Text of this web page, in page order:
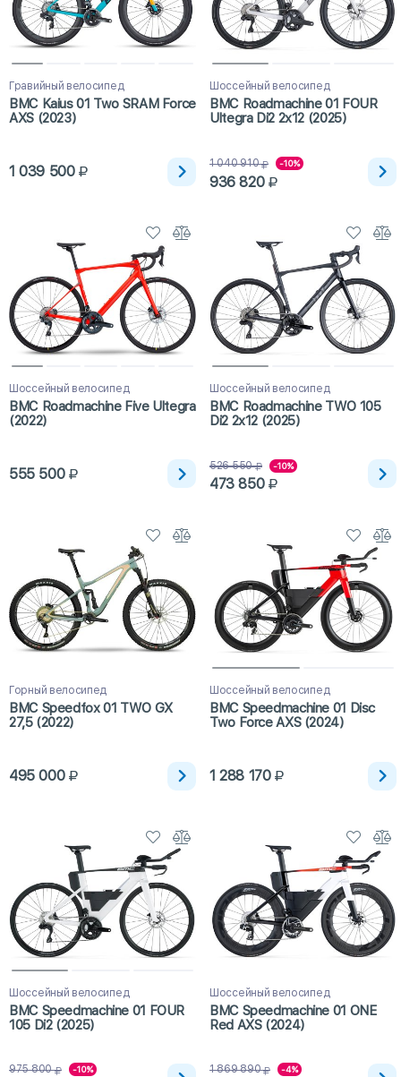
Гравийный велосипед
BMC Kaius 01 Two SRAM Force
AXS (2023)
1 039 500
Шоссейный велосипед
BMC Roadmachine 01 FOUR
Ultegra Di2 2x12 (2025)
1 040 910 -10%
936 820
Шоссейный велосипед
BMC Roadmachine Five Ultegra
(2022)
555 500
Шоссейный велосипед
BMC Roadmachine TWO 105
Di2 2x12 (2025)
526 550 -10%
473 850
Горный велосипед
BMC Speedfox 01 TWO GX
27,5 (2022)
495 000
Шоссейный велосипед
BMC Speedmachine 01 Disc
Two Force AXS (2024)
1 288 170
Шоссейный велосипед
BMC Speedmachine 01 FOUR
105 Di2 (2025)
975 800 -10%
Шоссейный велосипед
BMC Speedmachine 01 ONE
Red AXS (2024)
1 869 890 -4%